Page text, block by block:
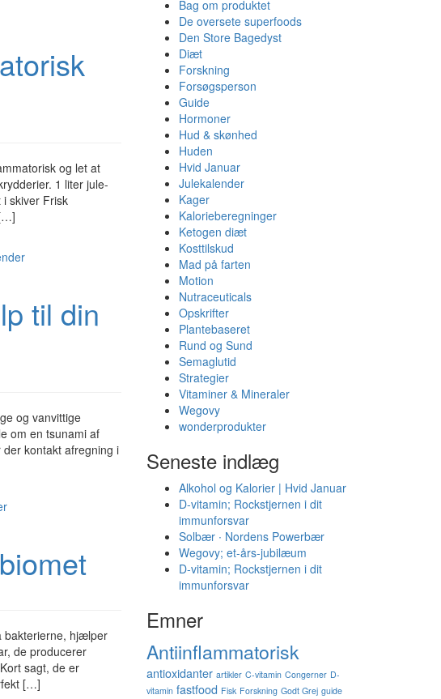
og let at
1 liter jule-
skiver Frisk
til din
og vanvittige
om en tsunami af
kontakt afregning i
bakterierne, hjælper
de producerer
sagt, de er
[…]
Bag om produktet
De oversete superfoods
Den Store Bagedyst
Diæt
Forskning
Forsøgsperson
Guide
Hormoner
Hud & skønhed
Huden
Hvid Januar
Julekalender
Kager
Kalorieberegninger
Ketogen diæt
Kosttilskud
Mad på farten
Motion
Nutraceuticals
Opskrifter
Plantebaseret
Rund og Sund
Semaglutid
Strategier
Vitaminer & Mineraler
Wegovy
wonderprodukter
Seneste indlæg
Alkohol og Kalorier | Hvid Januar
D-vitamin; Rockstjernen i dit
immunforsvar
Solbær ∙ Nordens Powerbær
Wegovy; et-års-jubilæum
D-vitamin; Rockstjernen i dit
immunforsvar
Emner
Antiinflammatorisk
antioxidanter artikler C-vitamin Congerner D-
vitamin fastfood Fisk Forskning Godt Grej guide